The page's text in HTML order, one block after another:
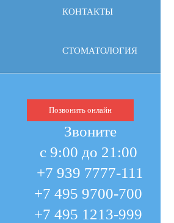
КОНТАКТЫ
СТОМАТОЛОГИЯ
Позвонить онлайн
Звоните
с 9:00 до 21:00
+7 939 7777-111
+7 495 9700-700
+7 495 1213-999